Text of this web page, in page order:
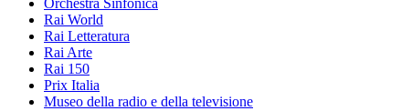
Orchestra Sinfonica
Rai World
Rai Letteratura
Rai Arte
Rai 150
Prix Italia
Museo della radio e della televisione